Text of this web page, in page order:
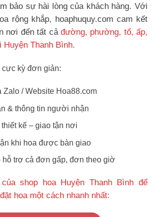
bảo sự hài lòng của khách hàng. Với
rộng khắp, hoaphuquy.com cam kết
nơi đến tất cả đường, phường, tổ, ấp,
Thanh Bình.
cực kỳ đơn giản:
Zalo / Website Hoa88.com
& thông tin người nhận
kế – giao tận nơi
khi hoa được bàn giao
hỗ trợ cả đơn gấp, đơn theo giờ
shop hoa Huyện Thanh Bình để
hoa một cách nhanh nhất: